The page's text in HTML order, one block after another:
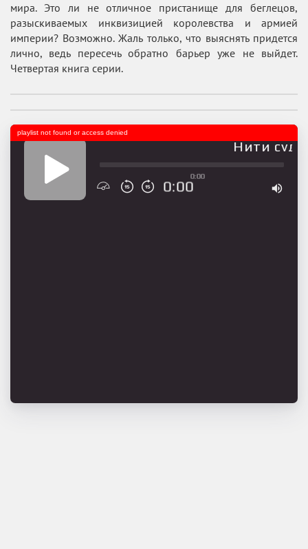
мира. Это ли не отличное пристанище для беглецов,
разыскиваемых инквизицией королевства и армией
империи? Возможно. Жаль только, что выяснять придется
лично, ведь пересечь обратно барьер уже не выйдет.
Четвертая книга серии.
Нити
0:00
0:00
playlist not found or access denied